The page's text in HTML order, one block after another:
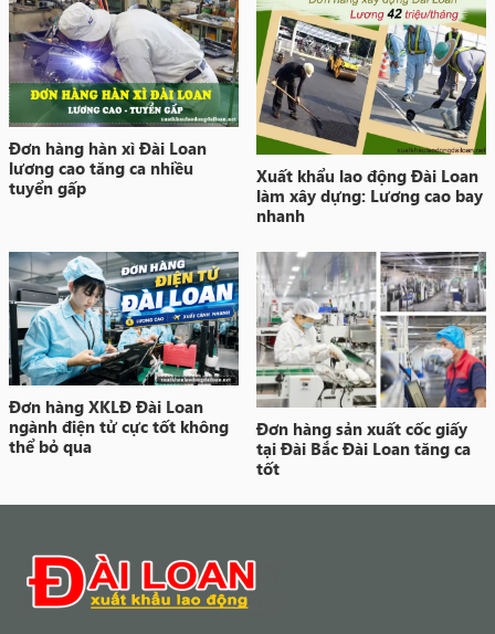
Đơn hàng hàn xì Đài Loan
lương cao tăng ca nhiều
tuyển gấp
Xuất khẩu lao động Đài Loan
làm xây dựng: Lương cao bay
nhanh
Đơn hàng XKLĐ Đài Loan
ngành điện tử cực tốt không
thể bỏ qua
Đơn hàng sản xuất cốc giấy
tại Đài Bắc Đài Loan tăng ca
tốt